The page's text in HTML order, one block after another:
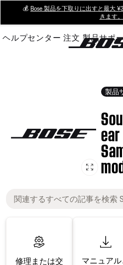
Main
💰 Bose 製品を下取りに出すと最大
きます。
ヘルプセンター 注文 製品サポ
製品
修理または交
マニュアル